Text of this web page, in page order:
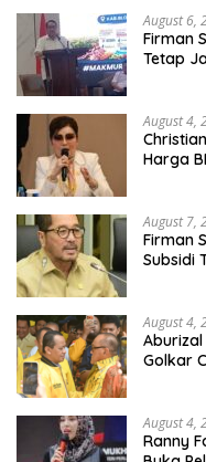
August 6,
Firman
Tetap
August 4,
Harga
August 7,
Firman
Subsidi
August 4,
Golkar
August 4,
Ranny